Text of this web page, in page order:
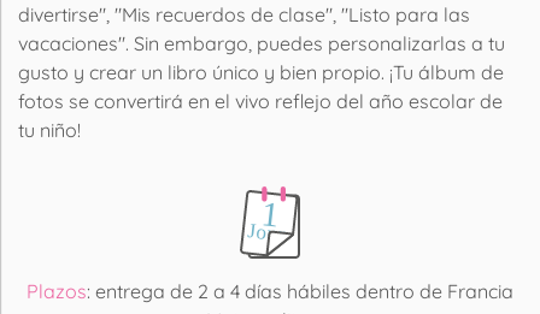
divertirse", "Mis recuerdos de clase", "Listo para las
vacaciones". Sin embargo, puedes personalizarlas a tu
gusto y crear un libro único y bien propio. ¡Tu álbum de
fotos se convertirá en el vivo reflejo del año escolar de
tu niño!
Plazos: entrega de 2 a 4 días hábiles dentro de Francia